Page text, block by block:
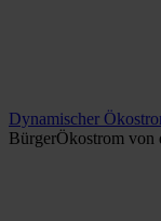
Dynamischer
BürgerÖkostrom von